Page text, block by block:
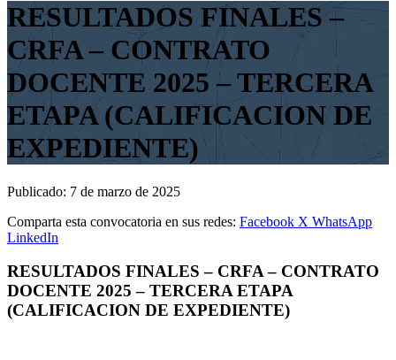
RESULTADOS FINALES –
CRFA – CONTRATO
DOCENTE 2025 – TERCERA
ETAPA (CALIFICACION DE
EXPEDIENTE)
Publicado: 7 de marzo de 2025
Comparta esta convocatoria en sus redes: Facebook X WhatsApp
LinkedIn
RESULTADOS FINALES – CRFA – CONTRATO
DOCENTE 2025 – TERCERA ETAPA
(CALIFICACION DE EXPEDIENTE)